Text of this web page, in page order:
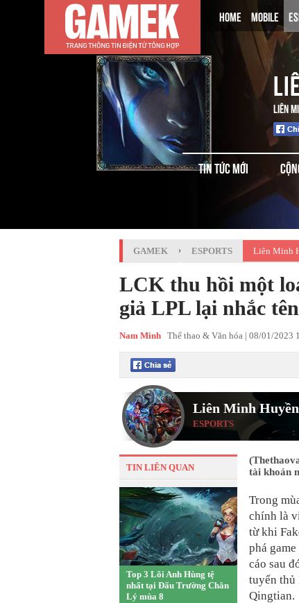
HOME MOBILE
LIÊN
TIN TỨC MỚI
GAMEK › ESPORTS Liên Minh
LCK thu hồi một
giả LPL lại nhắc
Nam Minh Thể thao & Văn hóa | 08/01/2023
Liên Minh
ESPORTS
TIN LIÊN QUAN
Top 3 Lõi Anh Hùng tệ
nhất tại Đấu Trường Chân
Lý mùa 8
tài khoản
Trong
chính là
từ khi
phá
cáo sau
tuyển thủ
Qingtian.